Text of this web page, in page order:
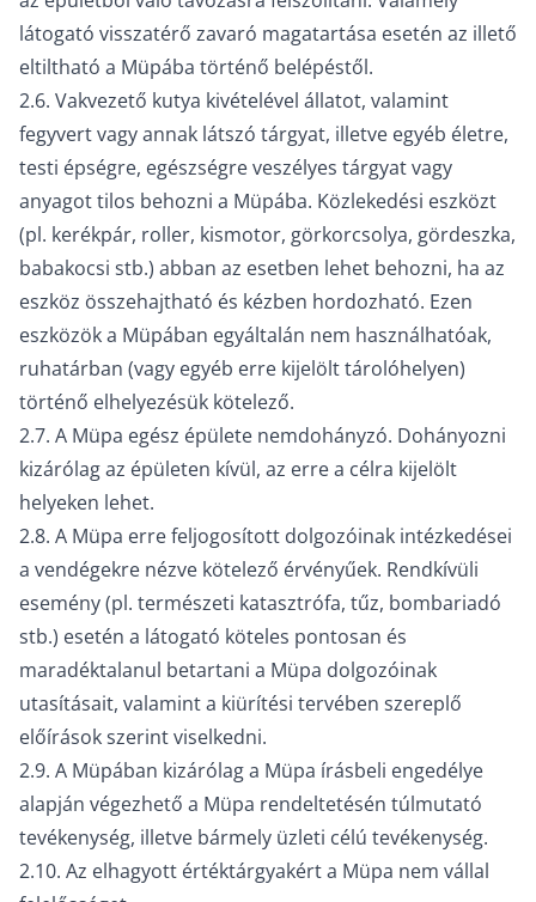
látogató visszatérő zavaró magatartása esetén az illető
eltiltható a Müpába történő belépéstől.
2.6. Vakvezető kutya kivételével állatot, valamint
fegyvert vagy annak látszó tárgyat, illetve egyéb életre,
testi épségre, egészségre veszélyes tárgyat vagy
anyagot tilos behozni a Müpába. Közlekedési eszközt
(pl. kerékpár, roller, kismotor, görkorcsolya, gördeszka,
babakocsi stb.) abban az esetben lehet behozni, ha az
eszköz összehajtható és kézben hordozható. Ezen
eszközök a Müpában egyáltalán nem használhatóak,
ruhatárban (vagy egyéb erre kijelölt tárolóhelyen)
történő elhelyezésük kötelező.
2.7. A Müpa egész épülete nemdohányzó. Dohányozni
kizárólag az épületen kívül, az erre a célra kijelölt
helyeken lehet.
2.8. A Müpa erre feljogosított dolgozóinak intézkedései
a vendégekre nézve kötelező érvényűek. Rendkívüli
esemény (pl. természeti katasztrófa, tűz, bombariadó
stb.) esetén a látogató köteles pontosan és
maradéktalanul betartani a Müpa dolgozóinak
utasításait, valamint a kiürítési tervében szereplő
előírások szerint viselkedni.
2.9. A Müpában kizárólag a Müpa írásbeli engedélye
alapján végezhető a Müpa rendeltetésén túlmutató
tevékenység, illetve bármely üzleti célú tevékenység.
2.10. Az elhagyott értéktárgyakért a Müpa nem vállal